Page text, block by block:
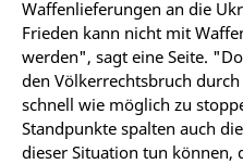
Waffenlieferungen an die
Frieden kann nicht mit
werden", sagt eine Seite.
den Völkerrechtsbruch
schnell wie möglich zu
Standpunkte spalten auch
dieser Situation tun können,